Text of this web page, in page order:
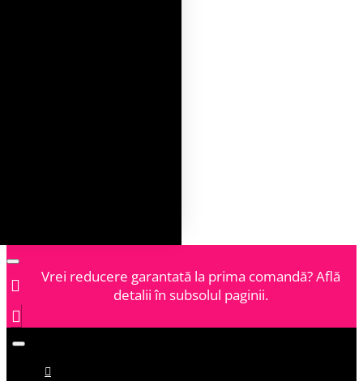
Vrei reducere garantată la prima comandă? Află
detalii în subsolul paginii.